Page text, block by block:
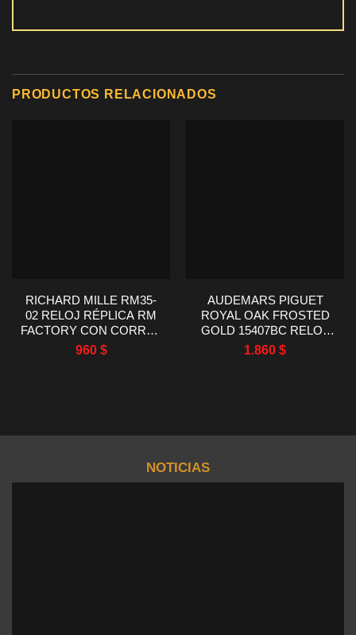
PRODUCTOS RELACIONADOS
RICHARD MILLE RM35-
02 RELOJ RÉPLICA RM
FACTORY CON CORREA
DE CAUCHO DE
CARBONO ROJO
960 $
AUDEMARS PIGUET
ROYAL OAK FROSTED
GOLD 15407BC RELOJ
DE ORO BLANCO DE 41
1.860 $
NOTICIAS